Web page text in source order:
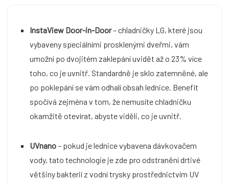
InstaView Door-in-Door– chladničky LG, které jsou
vybaveny speciálními prosklenými dveřmi, vám
umožní po dvojitém zaklepání uvidět až o 23% více
toho, co je uvnitř. Standardně je sklo zatemněné, ale
po poklepání se vám odhalí obsah lednice. Benefit
spočívá zejména v tom, že nemusíte chladničku
okamžitě otevírat, abyste viděli, co je uvnitř.
UVnano– pokud je lednice vybavena dávkovačem
vody, tato technologie je zde pro odstranění drtivé
většiny bakterií z vodní trysky prostřednictvím UV